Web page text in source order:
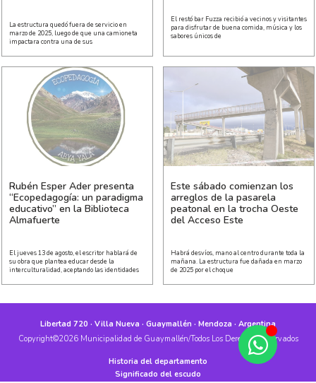
La estructura quedó fuera de servicio en
marzo de 2025, luego de que una camioneta
impactara contra una de sus
El restó bar Fuzza recibió a vecinos y visitantes
para disfrutar de buena comida, música y los
sabores únicos de
Rubén Esper Ader presenta
“Ecopedagogía: un paradigma
educativo” en la Biblioteca
Almafuerte
El jueves 13 de agosto, el escritor hablará de
su obra que plantea educar desde la
interculturalidad, aceptando las identidades
Este sábado comienzan los
arreglos de la pasarela
peatonal en la trocha Oeste
del Acceso Este
Habrá desvíos, mano al centro durante toda la
mañana. La estructura fue dañada en marzo
de 2025 por el choque
Libertad 720 · Villa Nueva · Guaymallén · Mendoza · Argentina
Copyright©2026 Municipalidad de Guaymallén/Todos Los Derechos Reservados
Historia del departamento
Significado del escudo